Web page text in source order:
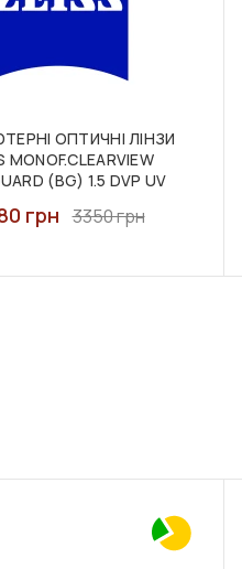
ОПТИЧНІ ЛІНЗИ
MONOF.CLEARVIEW
(BG) 1.5 DVP UV
грн 3350 грн